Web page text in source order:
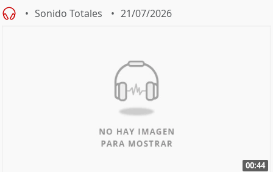
Sonido Totales 21/07/2026
00:44